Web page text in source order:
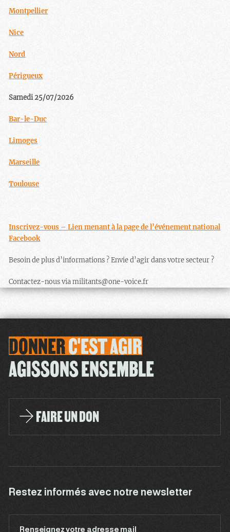
Montpellier
Nice
Nord
Périgueux
Samedi 25/07/2026
Bar-le-Duc
Limoges
Marseille
Toulouse
Inscrivez-vous – Lien menant à la page de l’événement national
Facebook
Besoin de plus d’informations ? Envie d’agir dans votre secteur ?
Contactez-nous via militants@one-voice.fr
DONNERC'ESTAGIR
AGISSONS ENSEMBLE
FAIRE UN DON
Restez informés avec notre newsletter
Renseignez votre adresse mail